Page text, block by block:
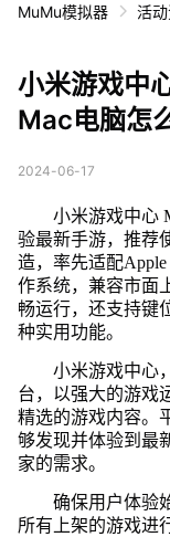
MuMu模拟器 活
小米游戏中
Mac电脑怎
2024-06-17
小米游戏中心
验最新手游，推荐
造，率先适配
作系统，兼容市面
畅运行，还支持键
种实用功能。
小米游戏中心
台，以强大的游戏
精选的游戏内容。
够发现并体验到最
家的需求。
确保用户体验
所有上架的游戏进